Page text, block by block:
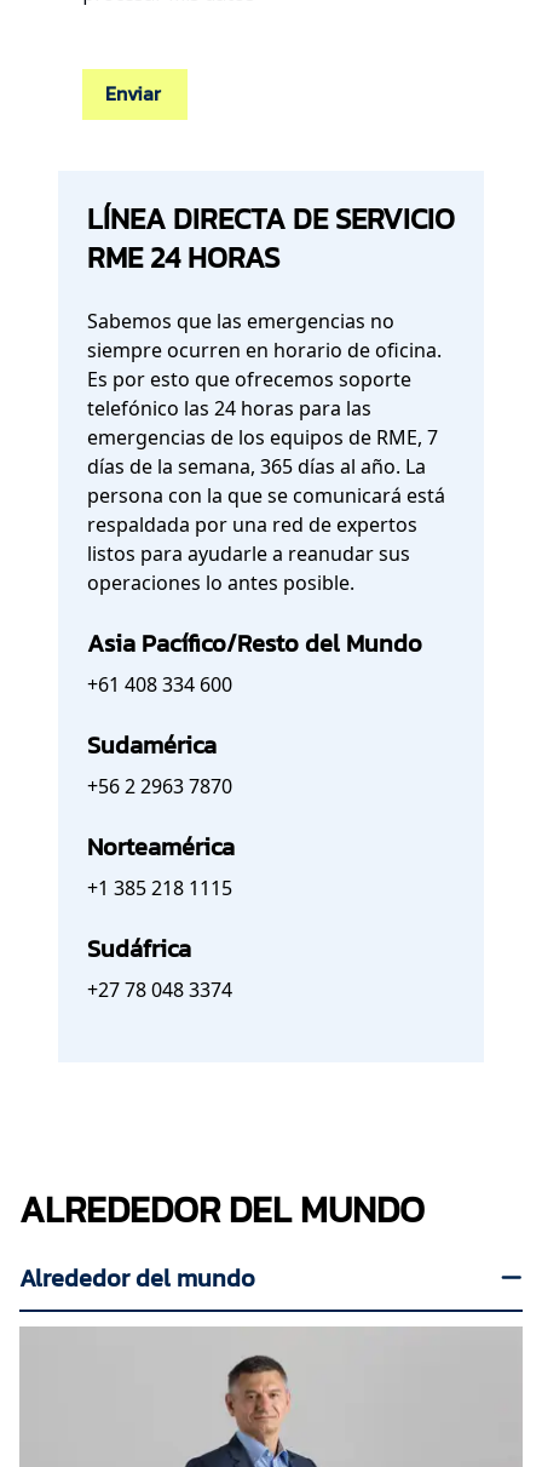
Enviar
LÍNEA DIRECTA DE SERVICIO
RME 24 HORAS
Sabemos que las emergencias no
siempre ocurren en horario de oficina.
Es por esto que ofrecemos soporte
telefónico las 24 horas para las
emergencias de los equipos de RME, 7
días de la semana, 365 días al año. La
persona con la que se comunicará está
respaldada por una red de expertos
listos para ayudarle a reanudar sus
operaciones lo antes posible.
Asia Pacífico/Resto del Mundo
+61 408 334 600
Sudamérica
+56 2 2963 7870
Norteamérica
+1 385 218 1115
Sudáfrica
+27 78 048 3374
ALREDEDOR DEL MUNDO
Alrededor del mundo